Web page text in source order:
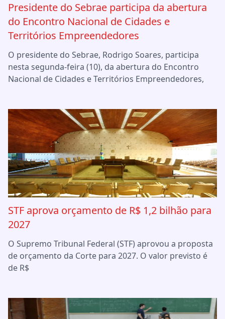
Presidente do Sebrae participa da abertura
do Encontro Nacional de Cidades e
Territórios Empreendedores
O presidente do Sebrae, Rodrigo Soares, participa
nesta segunda-feira (10), da abertura do Encontro
Nacional de Cidades e Territórios Empreendedores,
STF aprova orçamento de R$ 1,2 bilhão para
2027
O Supremo Tribunal Federal (STF) aprovou a proposta
de orçamento da Corte para 2027. O valor previsto é
de R$